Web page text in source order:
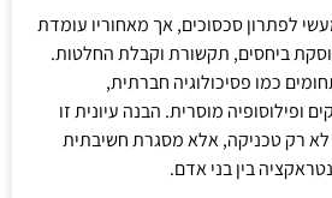
לפתרון סכסוכים, אך מאחוריו עומדת
ביחסים, תקשורת וקבלת החלטות.
כמו פסיכולוגיה חברתית,
ופילוסופיה מוסרית. הבנה עיונית זו
רק טכניקה, אלא מסגרת חשיבתית
בין בני אדם.